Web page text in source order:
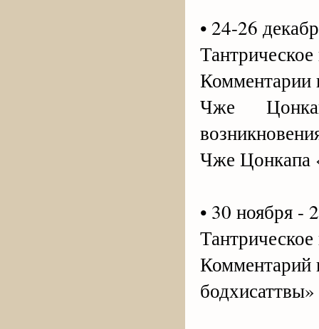
• 24-26
Комментарии
Чже
Чже Цонкапа
• 30 ноября -
Комментарий
бодхисаттвы»